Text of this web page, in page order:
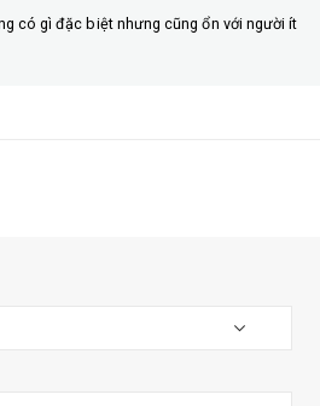
có gì đặc biệt nhưng cũng ổn với người ít